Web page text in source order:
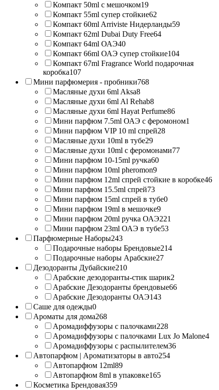
Компакт 50ml с мешочком19
Компакт 55ml супер стойкие62
Компакт 60ml Arriviste Нидерланды59
Компакт 62ml Dubai Duty Free64
Компакт 64ml ОАЭ40
Компакт 66ml ОАЭ супер стойкие104
Компакт 67ml Fragrance World подарочная
коробка107
Мини парфюмерия - пробники768
Масляные духи 6ml Aksa8
Масляные духи 6ml Al Rehab8
Масляные духи 6ml Hayat Perfume86
Мини парфюм 7.5ml ОАЭ с феромоном1
Мини парфюм VIP 10 ml спрей28
Масляные духи 10ml в тубе29
Масляные духи 10ml с феромонами77
Мини парфюм 10-15ml ручка60
Мини парфюм 10ml pheromon9
Мини парфюм 12ml спрей стойкие в коробке46
Мини парфюм 15.5ml спрей73
Мини парфюм 15ml спрей в тубе0
Мини парфюм 19ml в мешочке9
Мини парфюм 20ml ручка ОАЭ221
Мини парфюм 23ml ОАЭ в тубе53
Парфюмерные Наборы243
Подарочные наборы Брендовые214
Подарочные наборы Арабские27
Дезодоранты Дубайские210
Арабские дезодоранты-стик шарик2
Арабские Дезодоранты брендовые66
Арабские Дезодоранты ОАЭ143
Саше для одежды0
Ароматы для дома268
Аромадиффузоры с палочками228
Аромадиффузоры с палочками Lux Jo Malone4
Аромадиффузоры с распылителем36
Автопарфюм | Ароматизаторы в авто254
Автопарфюм 12ml89
Автопарфюм 8ml в упаковке165
Косметика Брендовая359